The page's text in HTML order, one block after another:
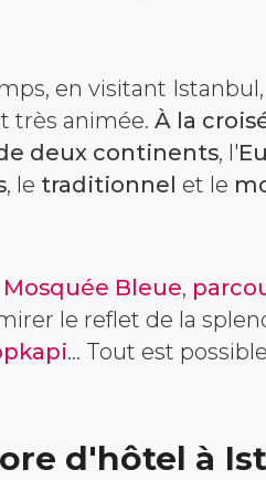
en visitant
très animée. À la
deux continents, l'
, le traditionnel et le
Mosquée Bleue,
le reflet de la
... Tout est
d'hôtel à